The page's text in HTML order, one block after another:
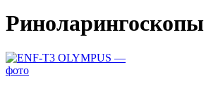
Риноларингоскопы